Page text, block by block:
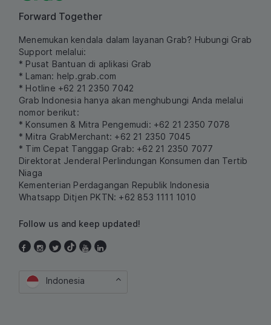
Forward Together
Menemukan kendala dalam layanan Grab? Hubungi Grab
Support melalui:
* Pusat Bantuan di aplikasi Grab
* Laman: help.grab.com
* Hotline +62 21 2350 7042
Grab Indonesia hanya akan menghubungi Anda melalui
nomor berikut:
* Konsumen & Mitra Pengemudi: +62 21 2350 7078
* Mitra GrabMerchant: +62 21 2350 7045
* Tim Cepat Tanggap Grab: +62 21 2350 7077
Direktorat Jenderal Perlindungan Konsumen dan Tertib
Niaga
Kementerian Perdagangan Republik Indonesia
Whatsapp Ditjen PKTN: +62 853 1111 1010
Follow us and keep updated!
Indonesia